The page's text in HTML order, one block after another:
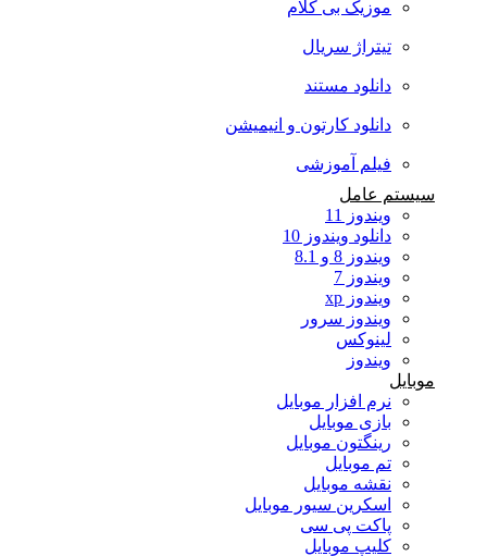
موزیک بی کلام
تیتراژ سریال
دانلود مستند
دانلود کارتون و انیمیشن
فیلم آموزشی
سیستم عامل
ویندوز 11
دانلود ویندوز 10
ویندوز 8 و 8.1
ویندوز 7
ویندوز xp
ویندوز سرور
لینوکس
ویندوز
موبایل
نرم افزار موبایل
بازی موبایل
رینگتون موبایل
تم موبایل
نقشه موبایل
اسکرین سیور موبایل
پاکت پی سی
کلیپ موبایل